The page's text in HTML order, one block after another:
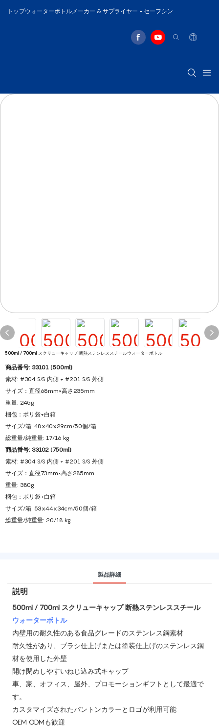
トップウォーターボトルメーカー & サプライヤー - セーフシン
500ml / 700ml スクリューキャップ 断熱ステンレススチールウォーターボトル
商品番号: 33101 (500ml)
素材: #304 S/S 内側 + #201 S/S 外側
サイズ：直径68mm×高さ235mm
重量: 245g
梱包：ポリ袋+白箱
サイズ/箱: 48x40x29cm/50個/箱
総重量/純重量: 17/16 kg
商品番号: 33102 (750ml)
素材: #304 S/S 内側 + #201 S/S 外側
サイズ：直径73mm×高さ285mm
重量: 380g
梱包：ポリ袋+白箱
サイズ/箱: 53x44x34cm/50個/箱
総重量/純重量: 20/18 kg
製品詳細
説明
500ml / 700ml スクリューキャップ 断熱ステンレススチール
ウォーターボトル
内壁用の耐久性のある食品グレードのステンレス鋼素材
耐久性があり、ブラシ仕上げまたは塗装仕上げのステンレス鋼
材を使用した外壁
開け閉めしやすいねじ込み式キャップ
車、家、オフィス、屋外、プロモーションギフトとして最適で
す。
カスタマイズされたパントンカラーとロゴが利用可能
OEM ODMも歓迎